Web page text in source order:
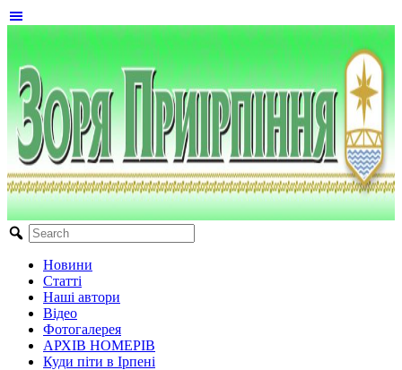
Новини
Статті
Наші автори
Відео
Фотогалерея
АРХІВ НОМЕРІВ
Куди піти в Ірпені